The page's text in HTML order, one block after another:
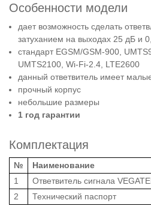
Особенности модели
дает возможность сделать
затуханием на выходах 25 дБ и
стандарт EGSM/GSM-900,
UMTS2100, Wi-Fi-2.4, LTE2600
данный ответвитель имеет
прочный корпус
небольшие размеры
1 год гарантии
Комплектация
№ Наименование
1
Ответвитель сигнала
2
Технический паспорт